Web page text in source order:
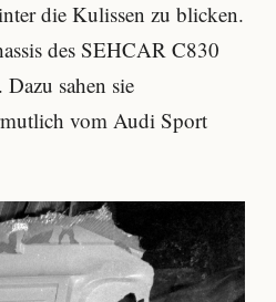
die Kulissen zu blicken.
des SEHCAR C830
Dazu sahen sie
vom Audi Sport